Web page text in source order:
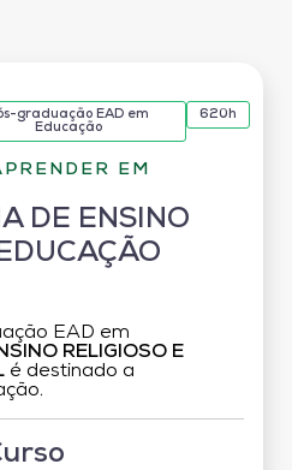
graduação EAD em
Educação
620h
EM
DE ENSINO
EAD em
RELIGIOSO E
é destinado a